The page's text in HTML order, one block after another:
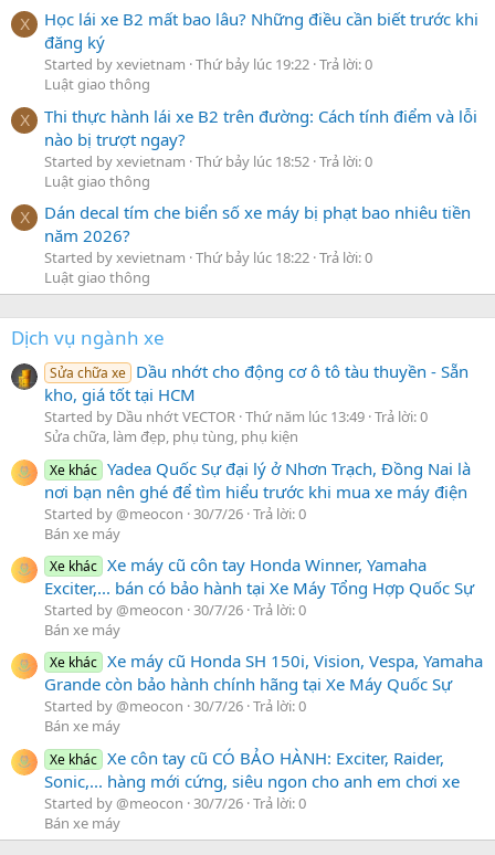
X
Học lái xe B2 mất bao lâu? Những điều cần biết trước khi
đăng ký
Started by xevietnam Thứ bảy lúc 19:22 Trả lời: 0
Luật giao thông
X
Thi thực hành lái xe B2 trên đường: Cách tính điểm và lỗi
nào bị trượt ngay?
Started by xevietnam Thứ bảy lúc 18:52 Trả lời: 0
Luật giao thông
X
Dán decal tím che biển số xe máy bị phạt bao nhiêu tiền
năm 2026?
Started by xevietnam Thứ bảy lúc 18:22 Trả lời: 0
Luật giao thông
Dịch vụ ngành xe
Sửa chữa xe Dầu nhớt cho động cơ ô tô tàu thuyền - Sẵn
kho, giá tốt tại HCM
Started by Dầu nhớt VECTOR Thứ năm lúc 13:49 Trả lời: 0
Sửa chữa, làm đẹp, phụ tùng, phụ kiện
Xe khác Yadea Quốc Sự đại lý ở Nhơn Trạch, Đồng Nai là
nơi bạn nên ghé để tìm hiểu trước khi mua xe máy điện
Started by @meocon 30/7/26 Trả lời: 0
Bán xe máy
Xe khác Xe máy cũ côn tay Honda Winner, Yamaha
Exciter,... bán có bảo hành tại Xe Máy Tổng Hợp Quốc Sự
Started by @meocon 30/7/26 Trả lời: 0
Bán xe máy
Xe khác Xe máy cũ Honda SH 150i, Vision, Vespa, Yamaha
Grande còn bảo hành chính hãng tại Xe Máy Quốc Sự
Started by @meocon 30/7/26 Trả lời: 0
Bán xe máy
Xe khác Xe côn tay cũ CÓ BẢO HÀNH: Exciter, Raider,
Sonic,... hàng mới cứng, siêu ngon cho anh em chơi xe
Started by @meocon 30/7/26 Trả lời: 0
Bán xe máy